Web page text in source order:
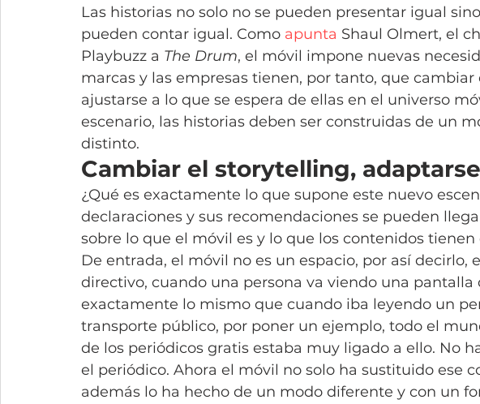
Las historias no solo no se pueden presentar igual
pueden contar igual. Como apunta Shaul Olmert, el
Playbuzz a The Drum, el móvil impone nuevas
marcas y las empresas tienen, por tanto, que
ajustarse a lo que se espera de ellas en el universo
escenario, las historias deben ser construidas de un
distinto.
Cambiar el storytelling,
¿Qué es exactamente lo que supone este nuevo
declaraciones y sus recomendaciones se pueden
sobre lo que el móvil es y lo que los contenidos tienen
De entrada, el móvil no es un espacio, por así decirlo,
directivo, cuando una persona va viendo una pantalla
exactamente lo mismo que cuando iba leyendo un
transporte público, por poner un ejemplo, todo el
de los periódicos gratis estaba muy ligado a ello. No
el periódico. Ahora el móvil no solo ha sustituido ese
además lo ha hecho de un modo diferente y con un